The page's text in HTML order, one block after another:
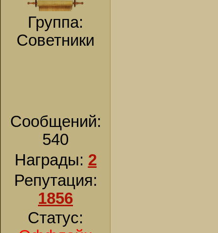
Группа:
Советники
Сообщений:
540
Награды: 2
Репутация:
1856
Статус: